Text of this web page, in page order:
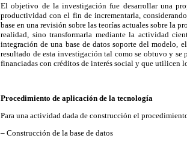
El objetivo de la investigación fue desarrollar una
productividad con el fin de incrementarla,
base en una revisión sobre las teorías actuales sobre la
realidad, sino transformarla mediante la actividad
integración de una base de datos soporte del
resultado de esta investigación tal como se obtuvo y se
financiadas con créditos de interés social y que utilicen
Procedimiento de aplicación de la tecnología
Para una actividad dada de construcción el
– Construcción de la base de datos